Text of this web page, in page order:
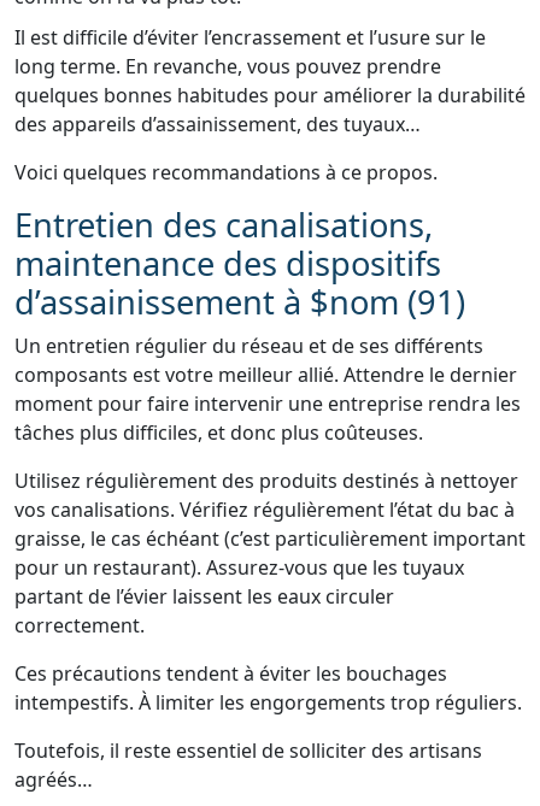
Il est difficile d’éviter l’encrassement et l’usure sur le
long terme. En revanche, vous pouvez prendre
quelques bonnes habitudes pour améliorer la durabilité
des appareils d’assainissement, des tuyaux…
Voici quelques recommandations à ce propos.
Entretien des canalisations,
maintenance des dispositifs
d’assainissement à $nom (91)
Un entretien régulier du réseau et de ses différents
composants est votre meilleur allié. Attendre le dernier
moment pour faire intervenir une entreprise rendra les
tâches plus difficiles, et donc plus coûteuses.
Utilisez régulièrement des produits destinés à nettoyer
vos canalisations. Vérifiez régulièrement l’état du bac à
graisse, le cas échéant (c’est particulièrement important
pour un restaurant). Assurez-vous que les tuyaux
partant de l’évier laissent les eaux circuler
correctement.
Ces précautions tendent à éviter les bouchages
intempestifs. À limiter les engorgements trop réguliers.
Toutefois, il reste essentiel de solliciter des artisans
agréés…